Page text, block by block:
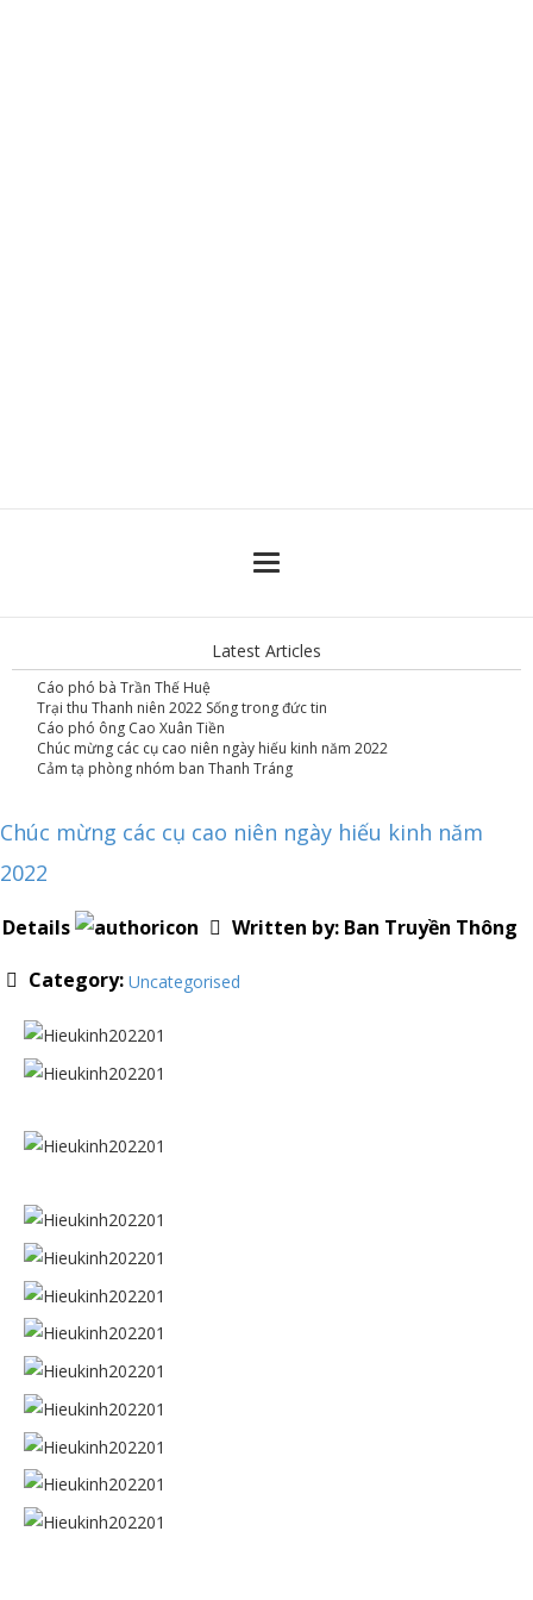
Latest Articles
Cáo phó bà Trần Thế Huệ
Trại thu Thanh niên 2022 Sống trong đức tin
Cáo phó ông Cao Xuân Tiền
Chúc mừng các cụ cao niên ngày hiếu kinh năm 2022
Cảm tạ phòng nhóm ban Thanh Tráng
Chúc mừng các cụ cao niên ngày hiếu kinh năm
2022
Details Written by: Ban Truyền Thông
Category: Uncategorised